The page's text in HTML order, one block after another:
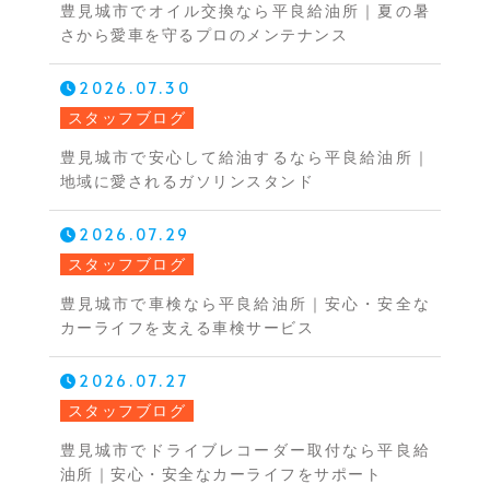
豊見城市でオイル交換なら平良給油所｜夏の暑
さから愛車を守るプロのメンテナンス
2026.07.30
スタッフブログ
豊見城市で安心して給油するなら平良給油所｜
地域に愛されるガソリンスタンド
2026.07.29
スタッフブログ
豊見城市で車検なら平良給油所｜安心・安全な
カーライフを支える車検サービス
2026.07.27
スタッフブログ
豊見城市でドライブレコーダー取付なら平良給
油所｜安心・安全なカーライフをサポート